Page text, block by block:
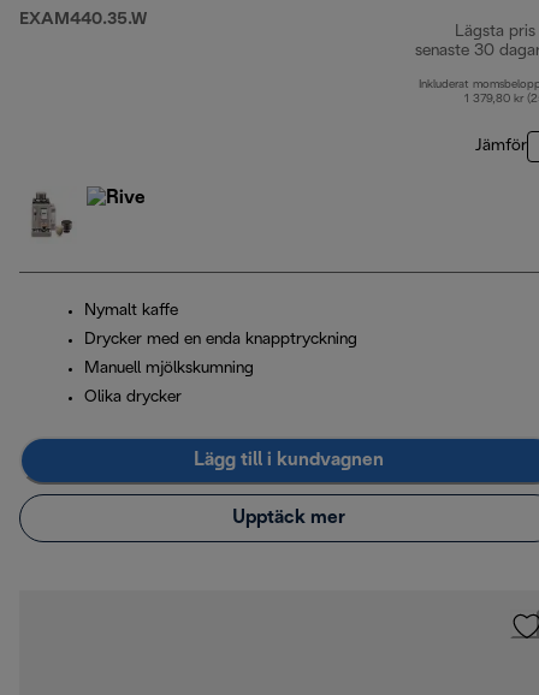
EXAM440.35.W
Lägsta pris
senaste 30
Inkluderat
1 379,80 kr
Jämför
Nymalt kaffe
Drycker med en enda knapptryckning
Manuell mjölkskumning
Olika drycker
Lägg till i kundvagnen
Upptäck mer